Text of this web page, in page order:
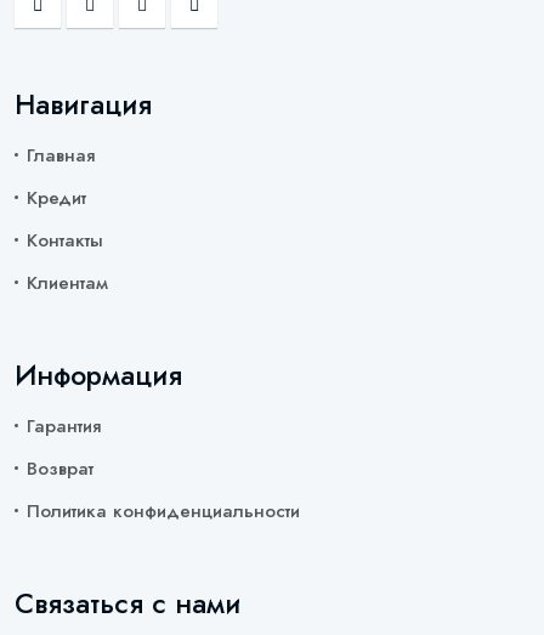
Навигация
Главная
Кредит
Контакты
Клиентам
Информация
Гарантия
Возврат
Политика конфиденциальности
Связаться с нами